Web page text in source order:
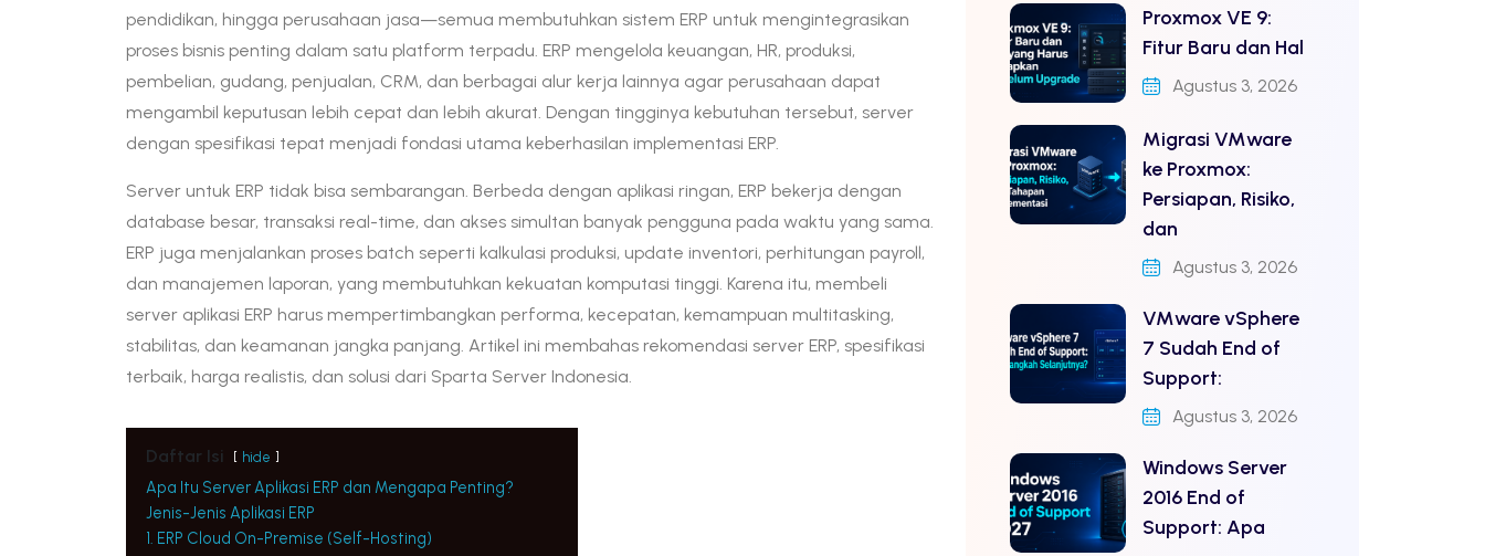
pendidikan, hingga perusahaan jasa—semua membutuhkan sistem ERP untuk mengintegrasikan
proses bisnis penting dalam satu platform terpadu. ERP mengelola keuangan, HR, produksi,
pembelian, gudang, penjualan, CRM, dan berbagai alur kerja lainnya agar perusahaan dapat
mengambil keputusan lebih cepat dan lebih akurat. Dengan tingginya kebutuhan tersebut, server
dengan spesifikasi tepat menjadi fondasi utama keberhasilan implementasi ERP.
Server untuk ERP tidak bisa sembarangan. Berbeda dengan aplikasi ringan, ERP bekerja dengan
database besar, transaksi real-time, dan akses simultan banyak pengguna pada waktu yang sama.
ERP juga menjalankan proses batch seperti kalkulasi produksi, update inventori, perhitungan payroll,
dan manajemen laporan, yang membutuhkan kekuatan komputasi tinggi. Karena itu, membeli
server aplikasi ERP harus mempertimbangkan performa, kecepatan, kemampuan multitasking,
stabilitas, dan keamanan jangka panjang. Artikel ini membahas rekomendasi server ERP, spesifikasi
terbaik, harga realistis, dan solusi dari Sparta Server Indonesia.
Daftar Isi hide
Apa Itu Server Aplikasi ERP dan Mengapa Penting?
Jenis-Jenis Aplikasi ERP
1. ERP Cloud On-Premise (Self-Hosting)
Proxmox VE 9:
Fitur Baru dan Hal
Agustus 3, 2026
Migrasi VMware
ke Proxmox:
Persiapan, Risiko,
dan
Agustus 3, 2026
VMware vSphere
7 Sudah End of
Support:
Agustus 3, 2026
Windows Server
2016 End of
Support: Apa